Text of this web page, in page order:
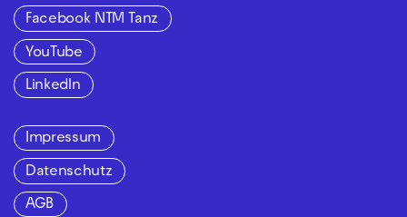
Facebook NTM Tanz
YouTube
LinkedIn
Impressum
Datenschutz
AGB